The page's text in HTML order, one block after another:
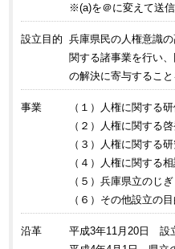
※(a)を＠に変えて送
設立目的
兵庫県民の人権意識
関する諸事業を行い
の解決に寄与すること
事業
（１）人権に関する
（２）人権に関する
（３）人権に関する
（４）人権に関する
（５）兵庫県立のじ
（６）その他設立の
沿革
平成3年11月20日 設